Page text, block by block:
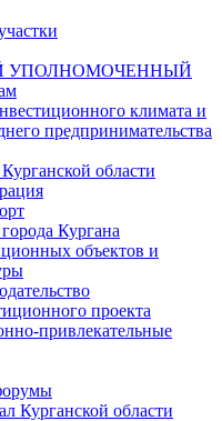
УПОЛНОМОЧЕННЫЙ
климата и
предпринимательства
области
Кургана
объектов и
проекта
привлекательные
Курганской области